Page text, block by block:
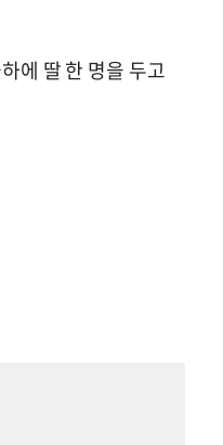
에 딸 한 명을 두고